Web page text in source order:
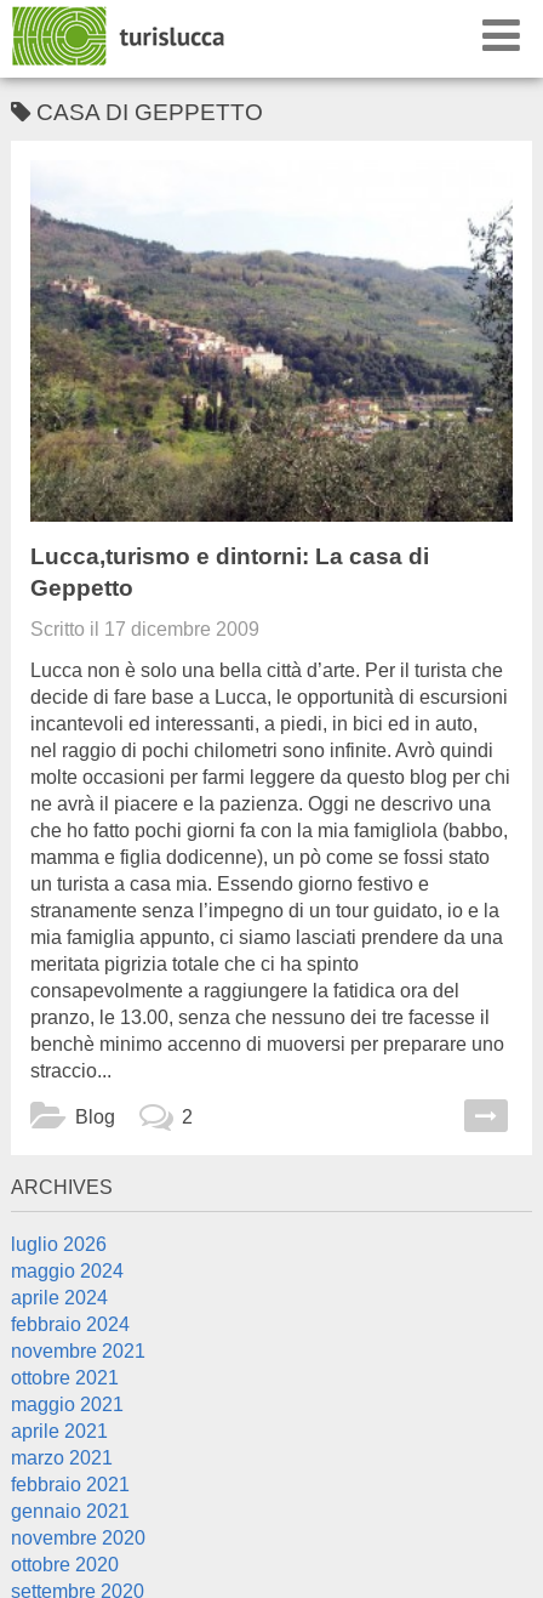
CASA DI GEPPETTO
Lucca,turismo e dintorni: La casa di
Geppetto
Scritto il 17 dicembre 2009
Lucca non è solo una bella città d’arte. Per il turista che
decide di fare base a Lucca, le opportunità di escursioni
incantevoli ed interessanti, a piedi, in bici ed in auto,
nel raggio di pochi chilometri sono infinite. Avrò quindi
molte occasioni per farmi leggere da questo blog per chi
ne avrà il piacere e la pazienza. Oggi ne descrivo una
che ho fatto pochi giorni fa con la mia famigliola (babbo,
mamma e figlia dodicenne), un pò come se fossi stato
un turista a casa mia. Essendo giorno festivo e
stranamente senza l’impegno di un tour guidato, io e la
mia famiglia appunto, ci siamo lasciati prendere da una
meritata pigrizia totale che ci ha spinto
consapevolmente a raggiungere la fatidica ora del
pranzo, le 13.00, senza che nessuno dei tre facesse il
benchè minimo accenno di muoversi per preparare uno
straccio...
Blog 2
ARCHIVES
luglio 2026
maggio 2024
aprile 2024
febbraio 2024
novembre 2021
ottobre 2021
maggio 2021
aprile 2021
marzo 2021
febbraio 2021
gennaio 2021
novembre 2020
ottobre 2020
settembre 2020